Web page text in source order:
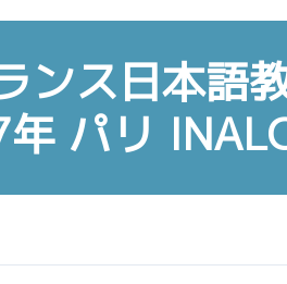
ンス日本語
パリ